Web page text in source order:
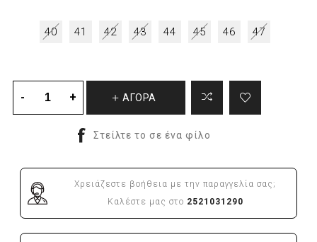
40 41 42 43 44 45 46 47
ΑΓΟΡΑ
Χρειάζεστε βοήθεια με την παραγγελία σας;
Καλέστε μας στο 2521031290